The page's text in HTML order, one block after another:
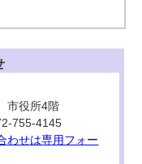
市役所4階
755-4145
わせは専用フォー